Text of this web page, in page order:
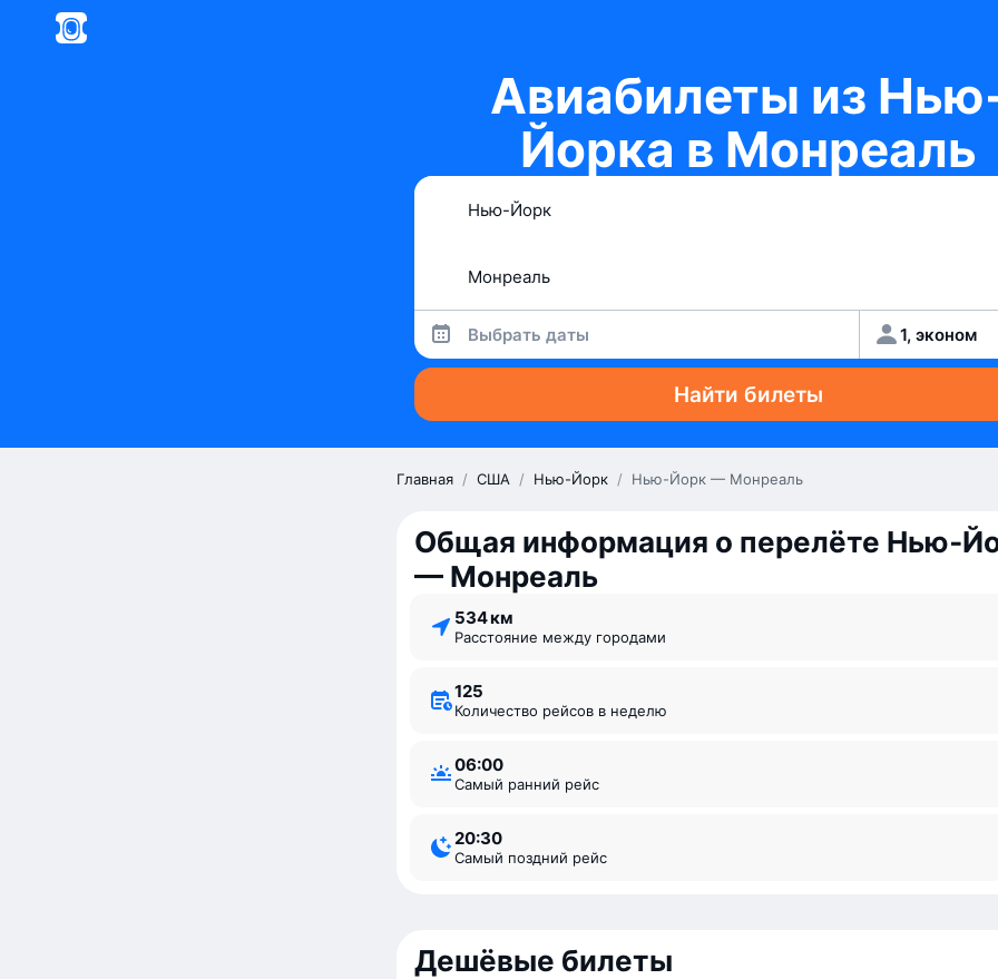
Авиабилеты из
Йорка в Монреаль
Выбрать даты 1, эконом
Найти билеты
Главная / США / Нью-Йорк / Нью-Йорк — Монреаль
Общая информация о перелёте
— Монреаль
534 км
Расстояние между городами
125
Количество рейсов в неделю
06:00
Самый ранний рейс
20:30
Самый поздний рейс
Дешёвые билеты